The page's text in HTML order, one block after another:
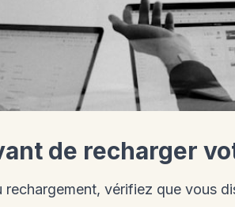
de recharger
rechargement, vérifiez que vous